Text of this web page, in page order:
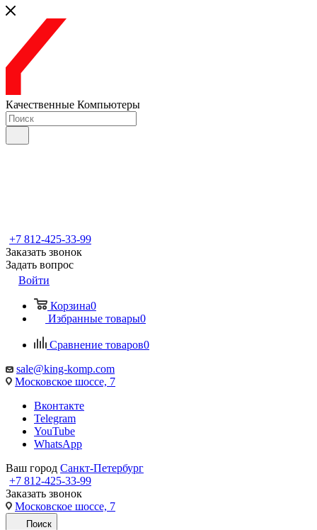
Качественные Компьютеры
+7 812-425-33-99
Заказать звонок
Задать вопрос
Войти
Корзина0
Избранные товары0
Сравнение товаров0
sale@king-komp.com
Московское шоссе, 7
Вконтакте
Telegram
YouTube
WhatsApp
Ваш город Санкт-Петербург
+7 812-425-33-99
Заказать звонок
Московское шоссе, 7
Поиск